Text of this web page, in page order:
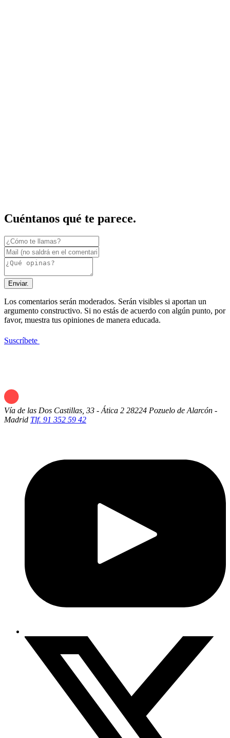
Cuéntanos qué te parece.
Enviar.
Los comentarios serán moderados. Serán visibles si aportan un
argumento constructivo. Si no estás de acuerdo con algún punto, por
favor, muestra tus opiniones de manera educada.
Suscríbete
Vía de las Dos Castillas, 33 - Ática 2 28224 Pozuelo de Alarcón -
Madrid Tlf. 91 352 59 42